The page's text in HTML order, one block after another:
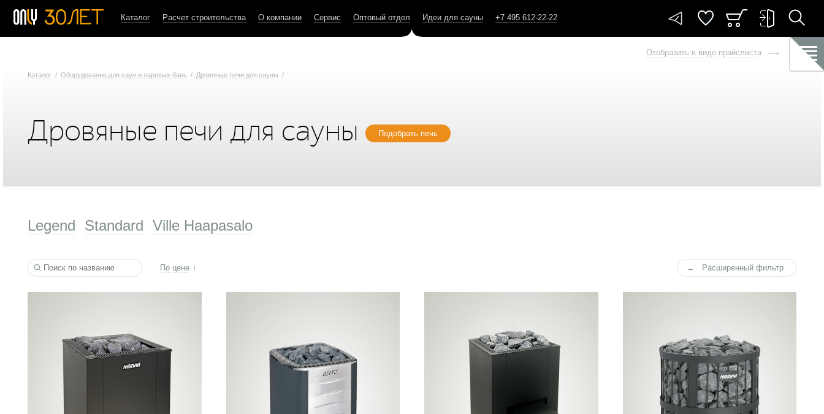
Каталог Расчет строительства О компании Сервис Оптовый отдел Идеи для сауны +7 495 612-22-22
Каталог / Оборудование для саун и паровых бань / Дровяные печи для сауны /
Дровяные печи для сауны Подобрать печь
Legend Standard Ville Haapasalo
По цене Расширенный фильтр
Отобразить в виде прайслиста